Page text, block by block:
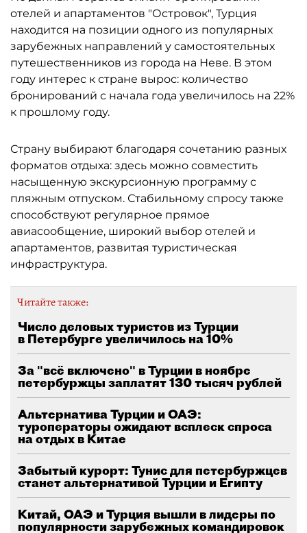
отелей и апартаментов "Островок", Турция
находится на позиции одного из популярных
зарубежных направлений у самостоятельных
путешественников из города на Неве. В этом
году интерес к стране вырос: количество
бронирований с начала года увеличилось на 22%
к прошлому году.
Страну выбирают благодаря сочетанию разных
форматов отдыха: здесь можно совместить
насыщенную экскурсионную программу с
пляжным отпуском. Стабильному спросу также
способствуют регулярное прямое
авиасообщение, широкий выбор отелей и
апартаментов, развитая туристическая
инфраструктура.
Читайте также:
Число деловых туристов из Турции
в Петербурге увеличилось на 10%
За "всё включено" в Турции в ноябре
петербуржцы заплатят 130 тысяч рублей
Альтернатива Турции и ОАЭ:
туроператоры ожидают всплеск спроса
на отдых в Китае
Забытый курорт: Тунис для петербуржцев
станет альтернативой Турции и Египту
Китай, ОАЭ и Турция вышли в лидеры по
популярности зарубежных командировок